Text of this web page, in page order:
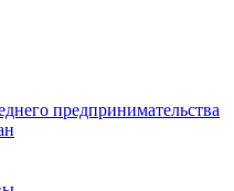
предпринимательства